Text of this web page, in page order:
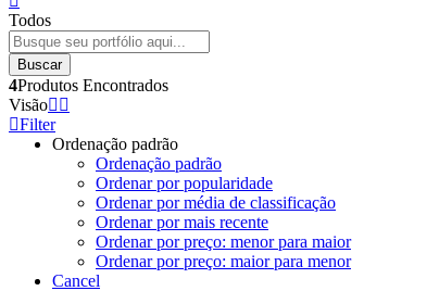
Todos
Buscar
4Produtos Encontrados
Visão
Filter
Ordenação padrão
Ordenação padrão
Ordenar por popularidade
Ordenar por média de classificação
Ordenar por mais recente
Ordenar por preço: menor para maior
Ordenar por preço: maior para menor
Cancel